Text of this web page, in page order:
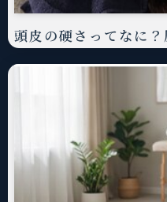
頭皮の硬さってなに